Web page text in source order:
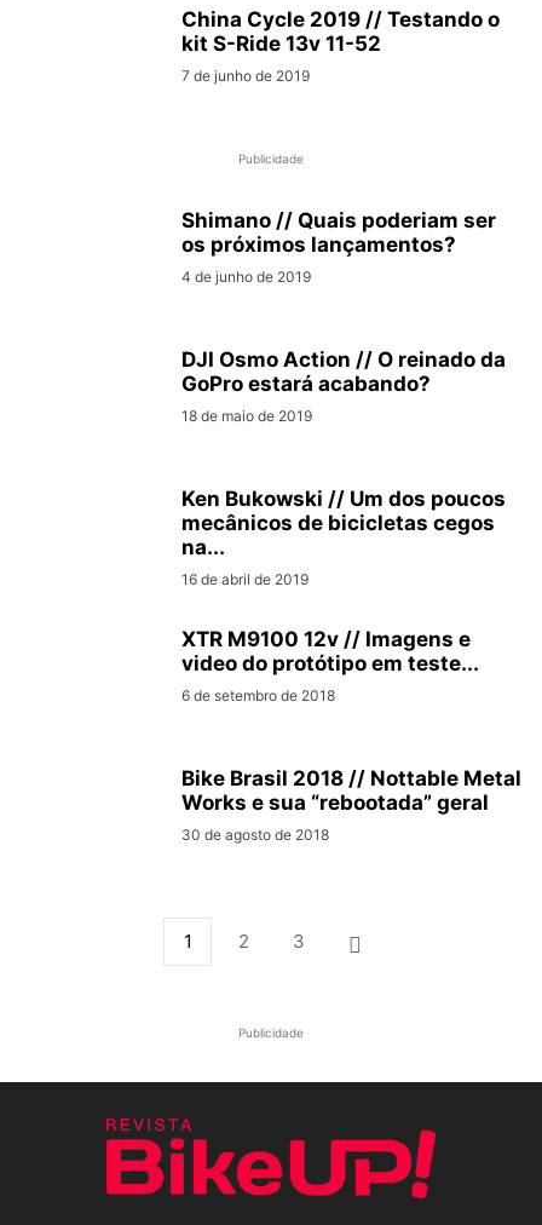
China Cycle 2019 // Testando o
kit S-Ride 13v 11-52
7 de junho de 2019
Publicidade
Shimano // Quais poderiam ser
os próximos lançamentos?
4 de junho de 2019
DJI Osmo Action // O reinado da
GoPro estará acabando?
18 de maio de 2019
Ken Bukowski // Um dos poucos
mecânicos de bicicletas cegos
na...
16 de abril de 2019
XTR M9100 12v // Imagens e
video do protótipo em teste...
6 de setembro de 2018
Bike Brasil 2018 // Nottable Metal
Works e sua “rebootada” geral
30 de agosto de 2018
1 2 3
Publicidade